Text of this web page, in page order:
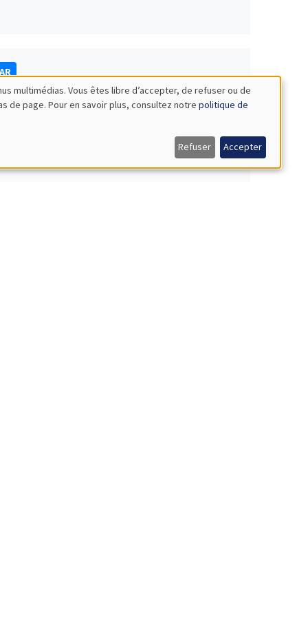
multimédias. Vous êtes libre d’accepter, de refuser ou de
de page. Pour en savoir plus, consultez notre politique de
Refuser Accepter